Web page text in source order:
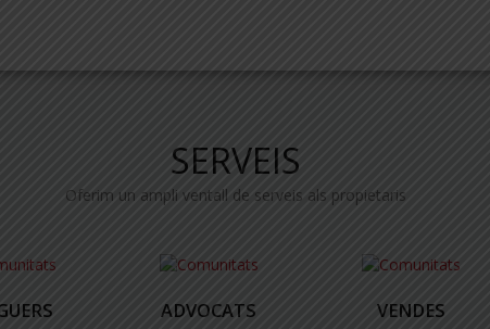
SERVEIS
Oferim un ampli ventall de serveis als propietaris
ADVOCATS VENDES